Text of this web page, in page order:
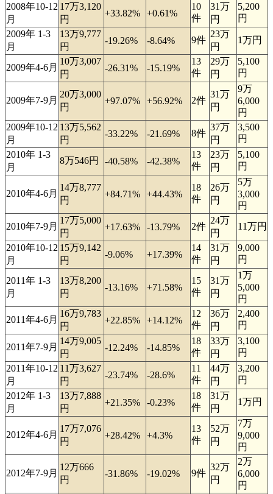
2008年10-12
月
17万3,120
円
+33.82% +0.61%
10
件
31万
円
5,200
円
2009年 1-3
月
13万9,777
円
-19.26% -8.64% 9件
23万
円
1万円
2009年4-6月
10万3,007
円
-26.31% -15.19%
13
件
29万
円
5,100
円
2009年7-9月
20万3,000
円
+97.07% +56.92% 2件
31万
円
9万
6,000
円
2009年10-12
月
13万5,562
円
-33.22% -21.69% 8件
37万
円
3,500
円
2010年 1-3
月
8万546円 -40.58% -42.38%
13
件
23万
円
5,100
円
2010年4-6月
14万8,777
円
+84.71% +44.43%
18
件
26万
円
5万
3,000
円
2010年7-9月
17万5,000
円
+17.63% -13.79% 2件
24万
円
11万円
2010年10-12
月
15万9,142
円
-9.06% +17.39%
14
件
31万
円
9,000
円
2011年 1-3
月
13万8,200
円
-13.16% +71.58%
15
件
31万
円
1万
5,000
円
2011年4-6月
16万9,783
円
+22.85% +14.12%
12
件
36万
円
2,400
円
2011年7-9月
14万9,005
円
-12.24% -14.85%
18
件
33万
円
3,100
円
2011年10-12
月
11万3,627
円
-23.74% -28.6%
11
件
44万
円
3,200
円
2012年 1-3
月
13万7,888
円
+21.35% -0.23%
18
件
31万
円
1万円
2012年4-6月
17万7,076
円
+28.42% +4.3%
13
件
52万
円
7万
9,000
円
2012年7-9月
12万666
円
-31.86% -19.02% 9件
32万
円
2万
6,000
円